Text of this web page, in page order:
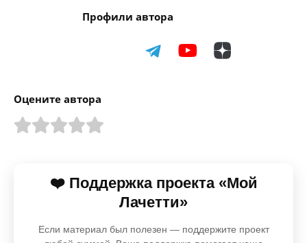
Профили автора
Оцените автора
❤️ Поддержка проекта «Мой
Лачетти»
Если материал был полезен — поддержите проект